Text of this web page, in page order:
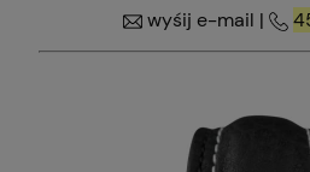
wyśij e-mail |